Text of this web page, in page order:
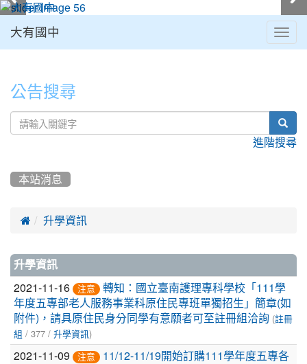
大有國中
公告搜尋
進階搜尋
本站消息
 升學資訊
文
章
列
表
升學資訊
2021-11-16 注意
轉知：國立臺南護理專科學校「111學
年度五專部老人服務事業科原住民專班單獨招生」簡章(如
附件)，請具原住民身分同學有意願者可至註冊組洽詢 (註冊
組 / 377 / 升學資訊)
2021-11-09 注意
11/12-11/19開始訂購111學年度五專各